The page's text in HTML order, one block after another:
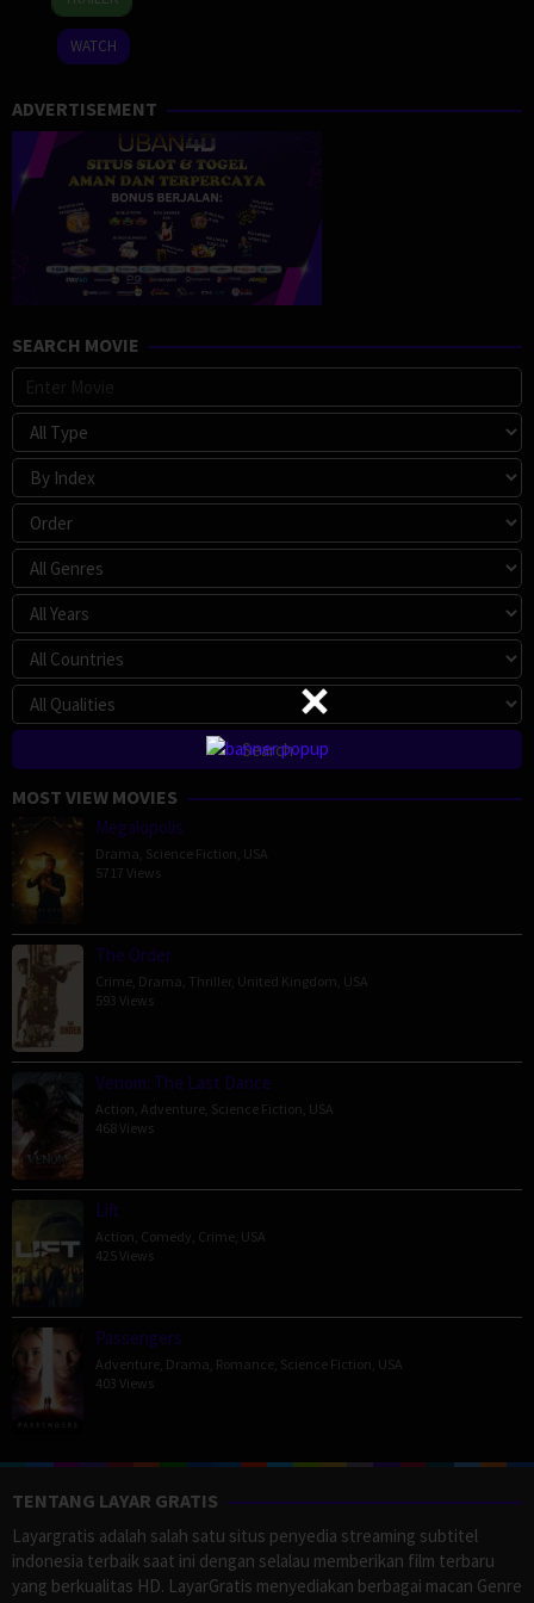
Oct
2024
Whitman
WATCH
ADVERTISEMENT
SEARCH MOVIE
MOST VIEW MOVIES
Megalopolis
Drama Science Fiction USA
5717 Views
The Order
Crime Drama Thriller, United Kingdom USA
593 Views
Venom: The Last Dance
Action Adventure Science Fiction USA
468 Views
Lift
Action Comedy Crime USA
425 Views
Passengers
Adventure Drama Romance Science Fiction USA
403 Views
TENTANG LAYAR GRATIS
Layargratis adalah salah satu situs penyedia streaming subtitel
indonesia terbaik saat ini dengan selalau memberikan film terbaru
yang berkualitas HD. LayarGratis menyediakan berbagai macan Genre